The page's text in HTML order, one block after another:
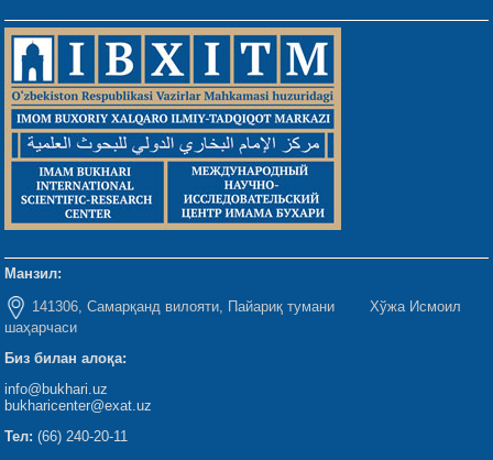
Манзил:
141306, Самарқанд вилояти, Пайариқ тумани Хўжа Исмоил
шаҳарчаси
Биз билан алоқа:
info@bukhari.uz
bukharicenter@exat.uz
Тел: (66) 240-20-11